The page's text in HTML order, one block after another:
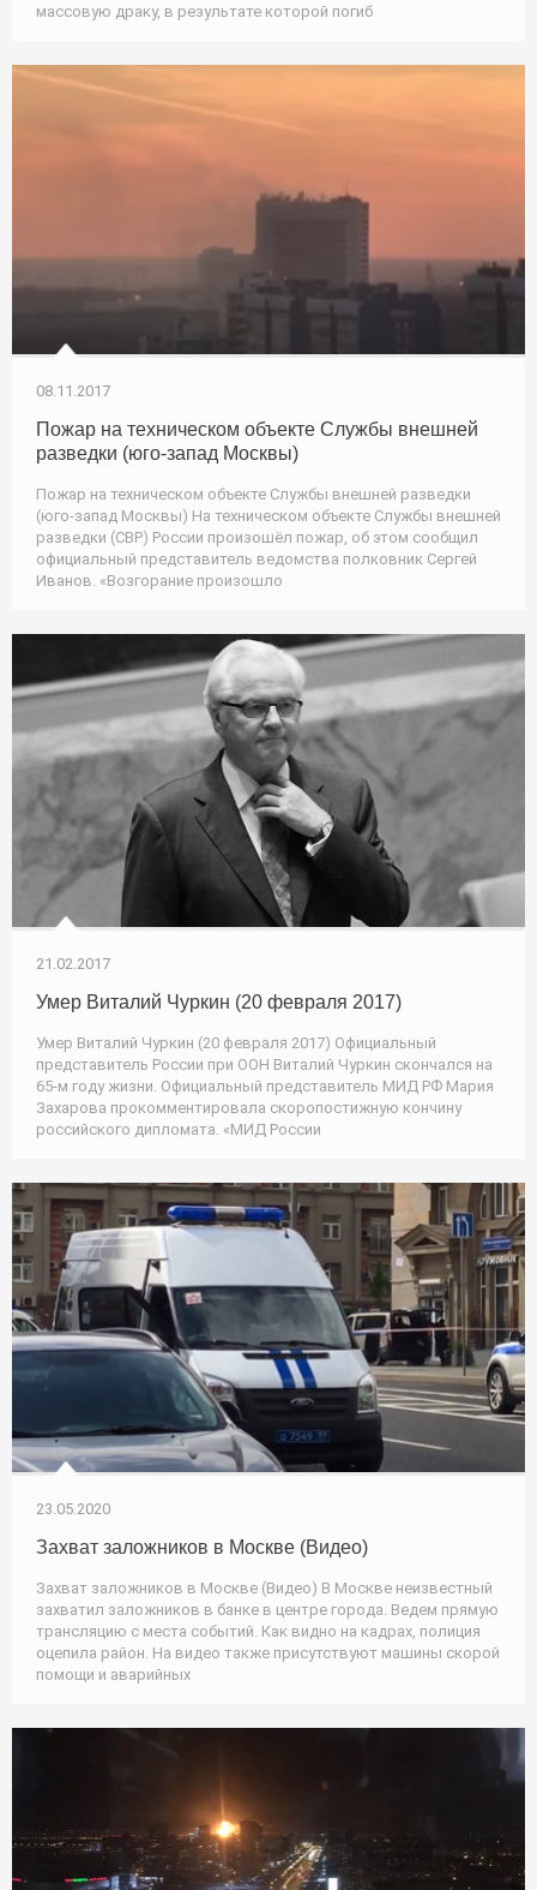
массовую драку, в результате которой погиб
08.11.2017
Пожар на техническом объекте Службы внешней
разведки (юго-запад Москвы)
Пожар на техническом объекте Службы внешней разведки
(юго-запад Москвы) На техническом объекте Службы внешней
разведки (СВР) России произошёл пожар, об этом сообщил
официальный представитель ведомства полковник Сергей
Иванов. «Возгорание произошло
21.02.2017
Умер Виталий Чуркин (20 февраля 2017)
Умер Виталий Чуркин (20 февраля 2017) Официальный
представитель России при ООН Виталий Чуркин скончался на
65-м году жизни. Официальный представитель МИД РФ Мария
Захарова прокомментировала скоропостижную кончину
российского дипломата. «МИД России
23.05.2020
Захват заложников в Москве (Видео)
Захват заложников в Москве (Видео) В Москве неизвестный
захватил заложников в банке в центре города. Ведем прямую
трансляцию с места событий. Как видно на кадрах, полиция
оцепила район. На видео также присутствуют машины скорой
помощи и аварийных